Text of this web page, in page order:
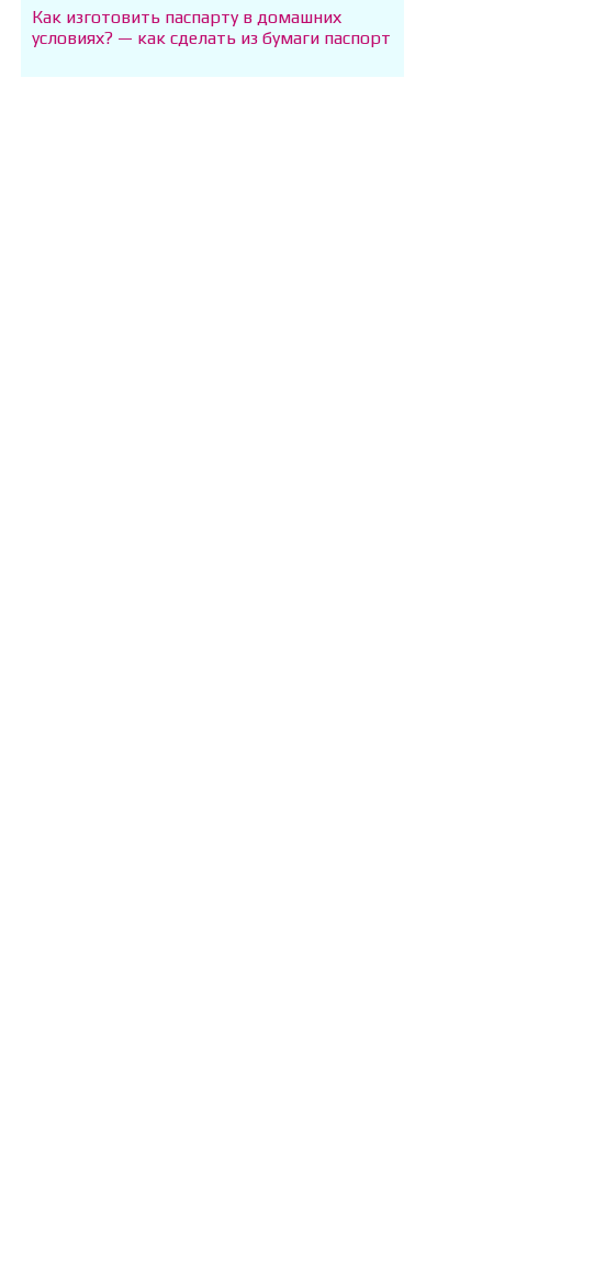
Как изготовить паспарту в домашних
условиях? — как сделать из бумаги паспорт